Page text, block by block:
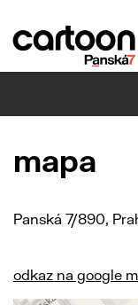
mapa
Panská
odkaz na google